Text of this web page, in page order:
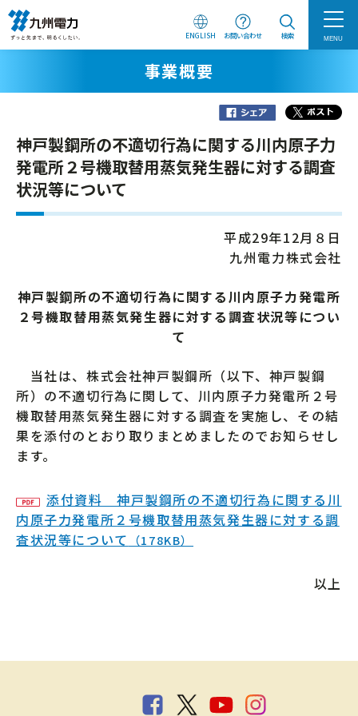
ENGLISH お問い合わせ 検索 MENU
事業概要
神戸製鋼所の不適切行為に関する川内原子力
発電所２号機取替用蒸気発生器に対する調査
状況等について
平成29年12月８日
九州電力株式会社
神戸製鋼所の不適切行為に関する川内原子力発電所
２号機取替用蒸気発生器に対する調査状況等につい
て
当社は、株式会社神戸製鋼所（以下、神戸製鋼
所）の不適切行為に関して、川内原子力発電所２号
機取替用蒸気発生器に対する調査を実施し、その結
果を添付のとおり取りまとめましたのでお知らせし
ます。
添付資料 神戸製鋼所の不適切行為に関する川
内原子力発電所２号機取替用蒸気発生器に対する調
査状況等について （178KB）
以上